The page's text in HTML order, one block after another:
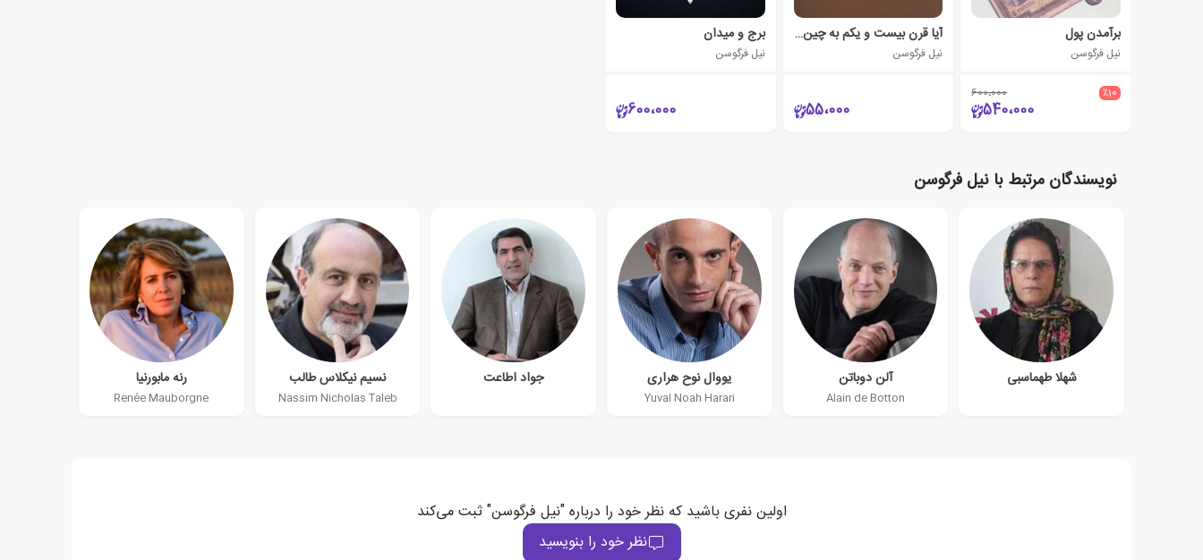
برآمدن پول
نیل فرگوسن
٪10 600،000
540،000
آیا قرن بیست و یکم به چین تعلق دارد؟
نیل فرگوسن
55،000
برج و میدان
نیل فرگوسن
600،000
نویسندگان مرتبط با نیل فرگوسن
شهلا طهماسبی آلن دوباتن
Alain de Botton
یووال نوح هراری
Yuval Noah Harari
جواد اطاعت نسیم نیکلاس طالب
Nassim Nicholas Taleb
رنه مابورنیا
Renée Mauborgne
اولین نفری باشید که نظر خود را درباره "نیل فرگوسن" ثبت می‌کند
نظر خود را بنویسید